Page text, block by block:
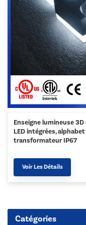
Enseigne lumineuse
LED intégrées,
transformateur IP67
Voir Les Détails
Catégories